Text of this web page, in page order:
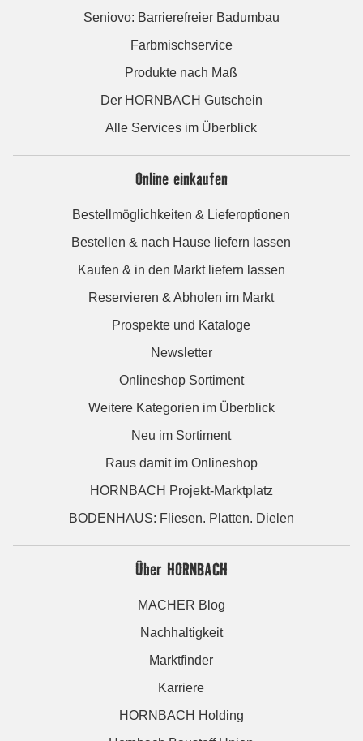
Seniovo: Barrierefreier Badumbau
Farbmischservice
Produkte nach Maß
Der HORNBACH Gutschein
Alle Services im Überblick
Online einkaufen
Bestellmöglichkeiten & Lieferoptionen
Bestellen & nach Hause liefern lassen
Kaufen & in den Markt liefern lassen
Reservieren & Abholen im Markt
Prospekte und Kataloge
Newsletter
Onlineshop Sortiment
Weitere Kategorien im Überblick
Neu im Sortiment
Raus damit im Onlineshop
HORNBACH Projekt-Marktplatz
BODENHAUS: Fliesen. Platten. Dielen
Über HORNBACH
MACHER Blog
Nachhaltigkeit
Marktfinder
Karriere
HORNBACH Holding